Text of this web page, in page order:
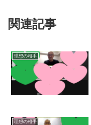
関連記事
理想の相手
理想の相手